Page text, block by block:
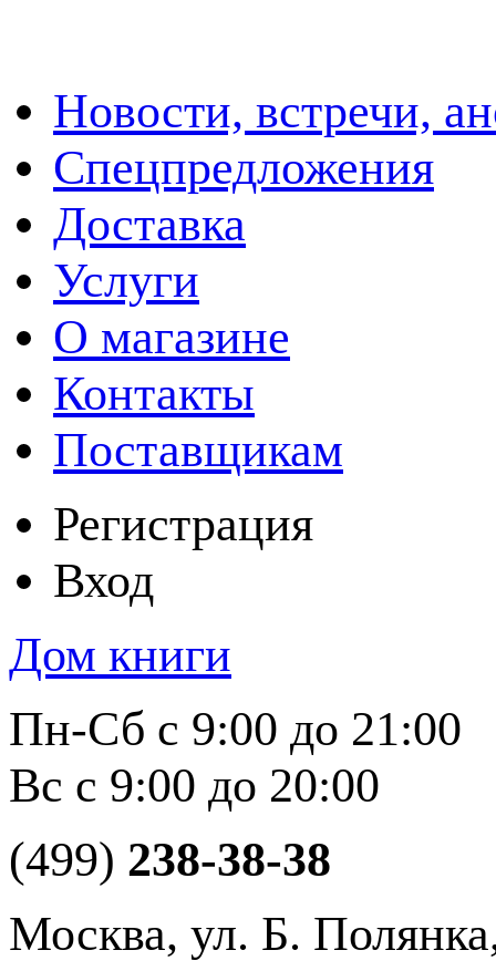
Новости, встречи,
Спецпредложения
Доставка
Услуги
О магазине
Контакты
Поставщикам
Регистрация
Вход
Дом книги
Пн-Сб с 9:00 до 21:00
Вс с 9:00 до 20:00
(499) 238-38-38
Москва, ул. Б.